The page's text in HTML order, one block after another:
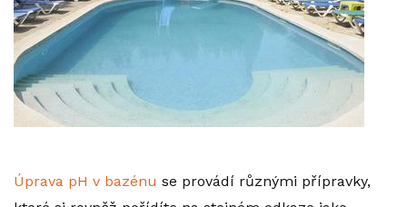
Úprava pH v bazénu se provádí různými přípravky,